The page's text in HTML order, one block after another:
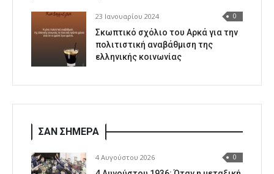
23 Ιανουαρίου 2024 0
Σκωπτικό σχόλιο του Αρκά για την
πολιτιστική αναβάθμιση της
ελληνικής κοινωνίας
ΣΑΝ ΣΗΜΕΡΑ
4 Αυγούστου 2026 0